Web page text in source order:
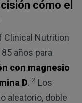
cómo el
Clinical Nutrition
años para
con magnesio
D. 2 Los
aleatorio, doble